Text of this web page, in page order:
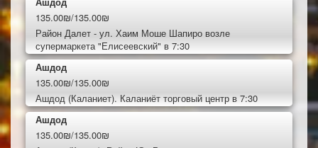
135.00₪/135.00₪
Район Далет - ул. Хаим Моше Шапиро возле
супермаркета "Елисеевский" в 7:30
Ашдод
135.00₪/135.00₪
Ашдод (Каланиет). Каланиёт торговый центр в 7:30
Ашдод
135.00₪/135.00₪